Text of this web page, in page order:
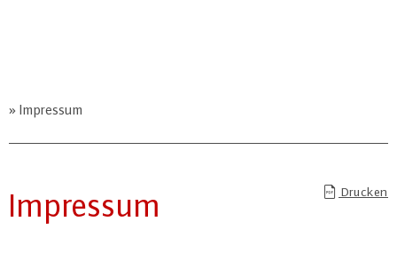
Impressum
Drucken
Impressum